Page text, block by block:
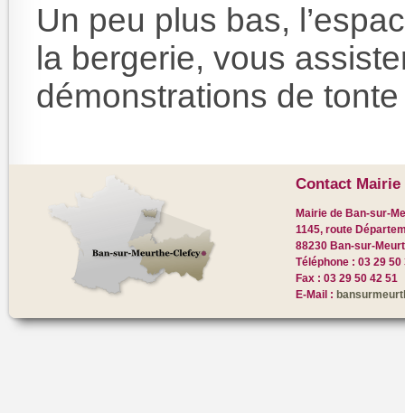
Un peu plus bas,
la bergerie, vous
démonstrations de
Contact Mairie
Mairie de Ban-sur-
1145, route
88230 Ban-sur-
Téléphone : 03 29 50
Fax : 03 29 50 42 51
E-Mail :